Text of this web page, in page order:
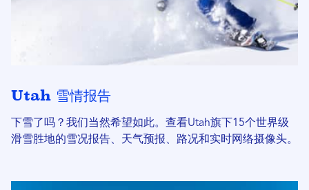
Utah 雪情报告
下雪了吗？我们当然希望如此。查看Utah旗下15个世界级
滑雪胜地的雪况报告、天气预报、路况和实时网络摄像头。